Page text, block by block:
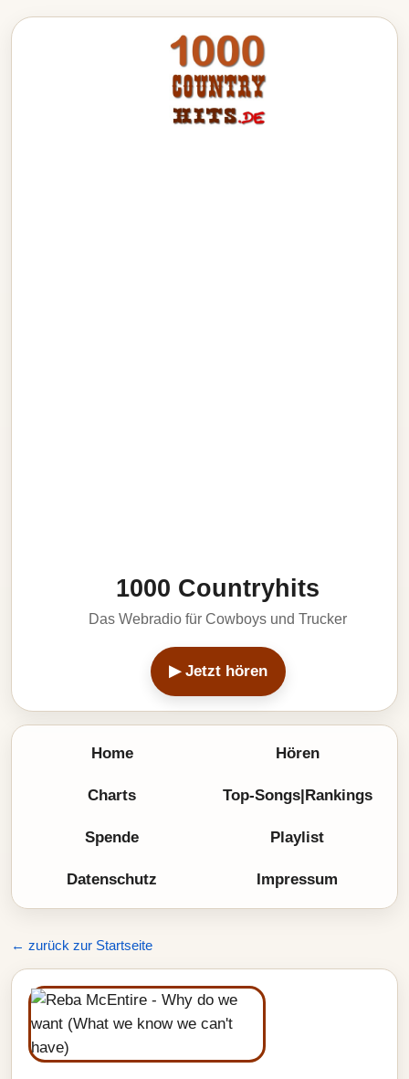
1000 Countryhits
Das Webradio für Cowboys und Trucker
▶ Jetzt hören
Home Hören
Charts Top-Songs|Rankings
Spende Playlist
Datenschutz Impressum
← zurück zur Startseite